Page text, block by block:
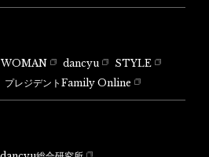
WOMAN dancyu
STYLE
プレジデントFamily Online